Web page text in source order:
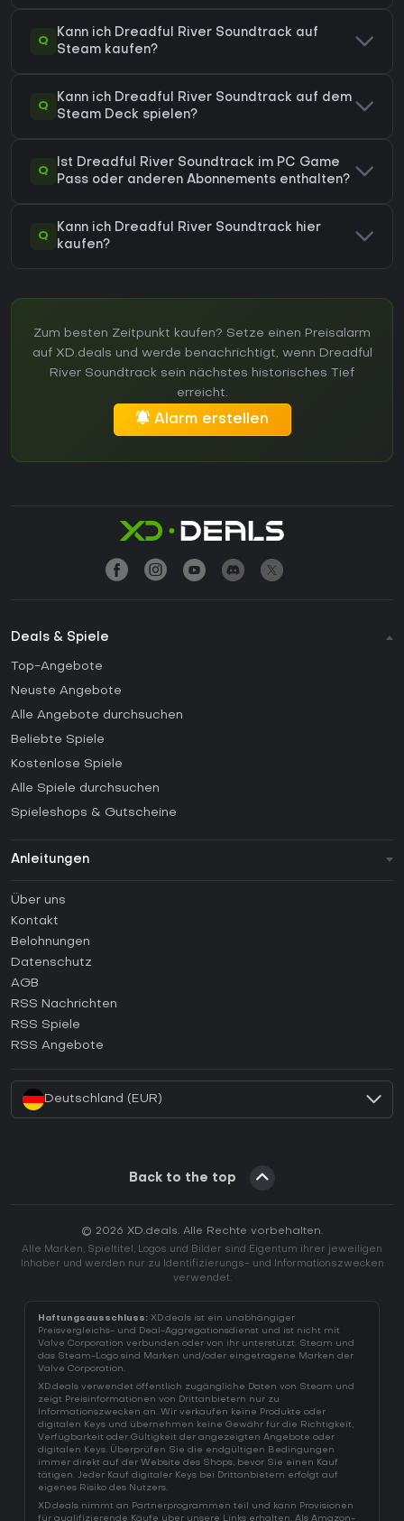
Q
Kann ich Dreadful River Soundtrack auf
Steam kaufen?
Q
Kann ich Dreadful River Soundtrack auf dem
Steam Deck spielen?
Q
Ist Dreadful River Soundtrack im PC Game
Pass oder anderen Abonnements enthalten?
Q
Kann ich Dreadful River Soundtrack hier
kaufen?
Zum besten Zeitpunkt kaufen? Setze einen Preisalarm
auf XD.deals und werde benachrichtigt, wenn Dreadful
River Soundtrack sein nächstes historisches Tief
erreicht.
Alarm erstellen
Deals & Spiele
Top-Angebote
Neuste Angebote
Alle Angebote durchsuchen
Beliebte Spiele
Kostenlose Spiele
Alle Spiele durchsuchen
Spieleshops & Gutscheine
Anleitungen
Anleitungen
Wie aktiviert man einen Steam CD Key?
Wie aktiviert man einen Epic Games CD Key?
Wie aktiviert man einen GOG CD Key?
Wie aktiviert man einen Ubisoft Connect CD Key?
Wie aktiviert man einen EA App CD Key?
Über uns
Kontakt
Belohnungen
Datenschutz
AGB
RSS Nachrichten
RSS Spiele
RSS Angebote
Deutschland (EUR)
Back to the top
© 2026 XD.deals. Alle Rechte vorbehalten.
Alle Marken, Spieltitel, Logos und Bilder sind Eigentum ihrer jeweiligen
Inhaber und werden nur zu Identifizierungs- und Informationszwecken
verwendet.
Haftungsausschluss: XD.deals ist ein unabhängiger
Preisvergleichs- und Deal-Aggregationsdienst und ist nicht mit
Valve Corporation verbunden oder von ihr unterstützt. Steam und
das Steam-Logo sind Marken und/oder eingetragene Marken der
Valve Corporation.
XD.deals verwendet öffentlich zugängliche Daten von Steam und
zeigt Preisinformationen von Drittanbietern nur zu
Informationszwecken an. Wir verkaufen keine Produkte oder
digitalen Keys und übernehmen keine Gewähr für die Richtigkeit,
Verfügbarkeit oder Gültigkeit der angezeigten Angebote oder
digitalen Keys. Überprüfen Sie die endgültigen Bedingungen
immer direkt auf der Website des Shops, bevor Sie einen Kauf
tätigen. Jeder Kauf digitaler Keys bei Drittanbietern erfolgt auf
eigenes Risiko des Nutzers.
XD.deals nimmt an Partnerprogrammen teil und kann Provisionen
für qualifizierende Käufe über unsere Links erhalten. Als Amazon-